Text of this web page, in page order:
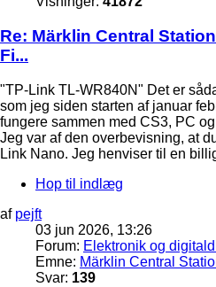
Re: Märklin Central
Fi...
"TP-Link TL-WR840N" Det er
som jeg siden starten af januar
fungere sammen med CS3, PC
Jeg var af den overbevisning, at
Link Nano. Jeg henviser til en
Hop til indlæg
af pejft
03 jun 2026, 13:26
Forum: Elektronik og
Emne: Märklin Central
Svar: 139